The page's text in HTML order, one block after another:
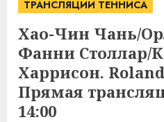
ТРАНСЛЯЦИИ ТЕННИСА
Хао-Чин Чань/
Фанни Столлар/
Харрисон.
Прямая
14:00